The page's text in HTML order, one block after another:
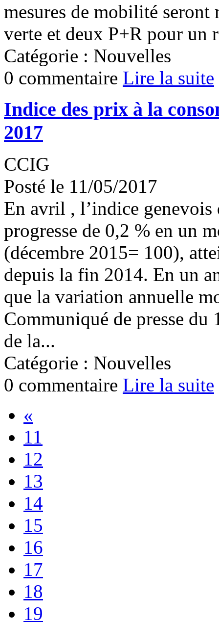
mesures de mobilité seront
verte et deux P+R pour un
Catégorie : Nouvelles
0 commentaire Lire la suite
Indice des prix à la
2017
CCIG
Posté le 11/05/2017
En avril , l’indice
progresse de 0,2 % en un
(décembre 2015= 100),
depuis la fin 2014. En un
que la variation annuelle
Communiqué de presse
de la...
Catégorie : Nouvelles
0 commentaire Lire la suite
«
11
12
13
14
15
16
17
18
19